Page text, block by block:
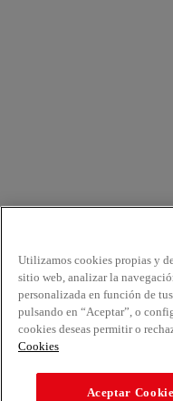
Utilizamos cookies propias y
sitio web, analizar la
personalizada en función de
pulsando en “Aceptar”, o
cookies deseas permitir o
Cookies
Aceptar